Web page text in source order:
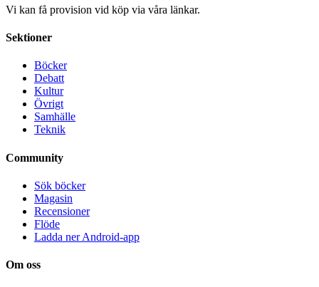
Vi kan få provision vid köp via våra länkar.
Sektioner
Böcker
Debatt
Kultur
Övrigt
Samhälle
Teknik
Community
Sök böcker
Magasin
Recensioner
Flöde
Ladda ner Android-app
Om oss